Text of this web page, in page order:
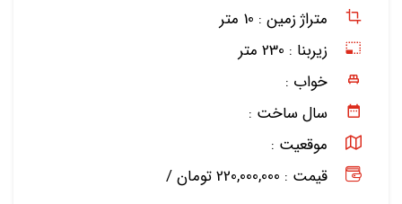
متراژ زمین : 10 متر
زیربنا : 230 متر
خواب :
سال ساخت :
موقعیت :
قیمت : 220,000,000 تومان /